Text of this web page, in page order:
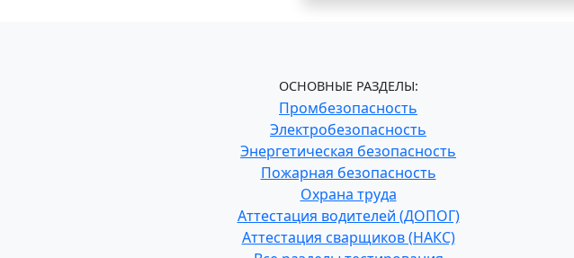
ОСНОВНЫЕ РАЗДЕЛЫ:
Промбезопасность
Электробезопасность
Энергетическая безопасность
Пожарная безопасность
Охрана труда
Аттестация водителей (ДОПОГ)
Аттестация сварщиков (НАКС)